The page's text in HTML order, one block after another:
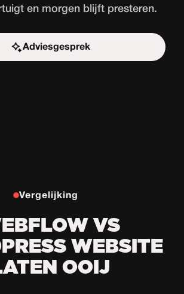
en morgen blijft presteren.
Adviesgesprek
Start de uitdaging
Vergelijking
VS
WEBSITE
OOIJ